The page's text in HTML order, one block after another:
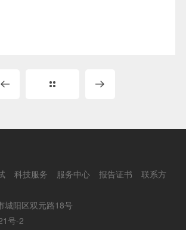
科技服务 服务中心 报告证书
联系方
城阳区双元路18号
号-2